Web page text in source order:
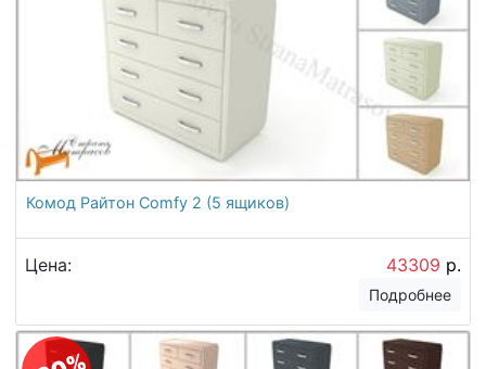
Комод Райтон Comfy 2 (5 ящиков)
Цена: 43309 р.
Подробнее